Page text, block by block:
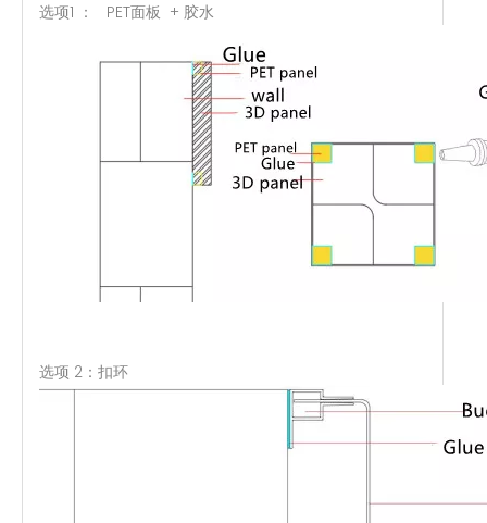
选项1 ： PET面板 + 胶水
选项 2：扣环